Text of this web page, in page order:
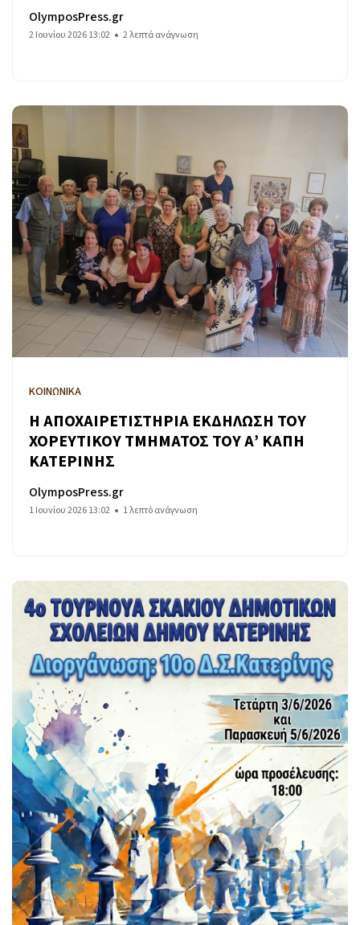
OlymposPress.gr
2 Ιουνίου 2026 13:02 2 λεπτά ανάγνωση
ΚΟΙΝΩΝΙΚΑ
Η ΑΠΟΧΑΙΡΕΤΙΣΤΗΡΙΑ ΕΚΔΗΛΩΣΗ ΤΟΥ
ΧΟΡΕΥΤΙΚΟΥ ΤΜΗΜΑΤΟΣ ΤΟΥ Α’ ΚΑΠΗ
ΚΑΤΕΡΙΝΗΣ
OlymposPress.gr
1 Ιουνίου 2026 13:02 1 λεπτό ανάγνωση